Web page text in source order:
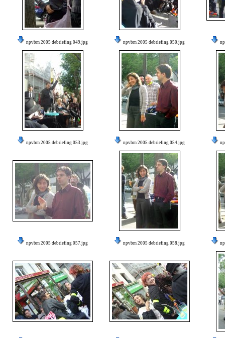
npvbm 2005 debriefing 049.jpg npvbm 2005 debriefing 050.jpg
npvbm 2005 debriefing 053.jpg npvbm 2005 debriefing 054.jpg
npvbm 2005 debriefing 057.jpg npvbm 2005 debriefing 058.jpg